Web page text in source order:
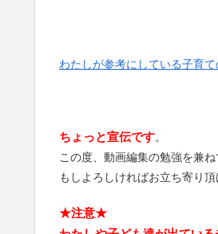
わたしが参考にしている子育
ちょっと宣伝です。
この度、動画編集の勉強を兼
もしよろしければお立ち寄り頂
★注意★